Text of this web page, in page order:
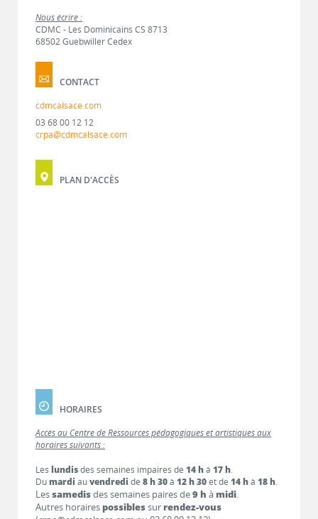
Nous écrire :
CDMC - Les Dominicains CS 8713
68502 Guebwiller Cedex
CONTACT
cdmcalsace.com
03 68 00 12 12
crpa@cdmcalsace.com
PLAN D'ACCÈS
HORAIRES
Accès au Centre de Ressources pédagogiques et artistiques aux
horaires suivants :
Les lundisdes semaines impaires de 14 hà 17 h.
Dumardi auvendredi de 8 h 30à 12 h 30et de 14 hà 18 h.
Lessamedisdes semaines paires de9 h à midi.
Autres horaires possiblessur rendez-vous